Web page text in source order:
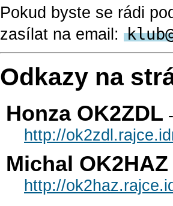
Pokud byste se rádi
zasílat na email: klu
Odkazy na
Honza OK2ZDL
http://
Michal OK2HAZ
http://